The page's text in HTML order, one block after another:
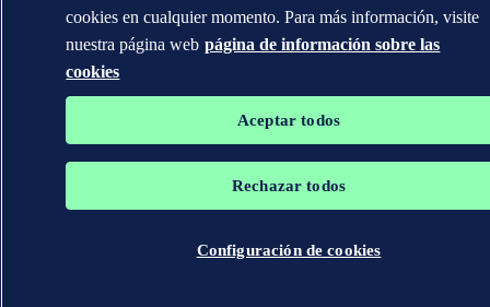
cookies en cualquier momento. Para más información, visite
nuestra página web página de información sobre las
cookies
Aceptar todos
Rechazar todos
Configuración de cookies